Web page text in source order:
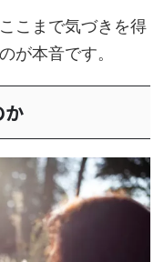
こまで気づきを得
が本音です。
か